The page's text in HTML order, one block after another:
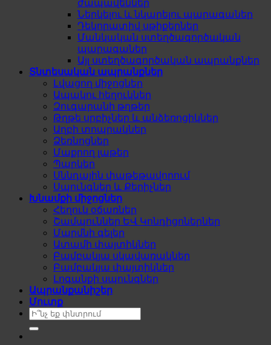
ժապավեններ
Ներկելու և նկարելու պարագաներ
Դեկորատիվ սթիքերներ
Մանկական ստեղծագործական
պարագաներ
Այլ ստեղծագործական ապրանքներ
Տնտեսական ապրանքներ
Լվացող միջոցներ
Ապակու հեղուկներ
Զուգարանի թղթեր
Թղթե սրբիչներ և անձեռոցիկներ
Աղբի տոպրակներ
Ձեռնոցներ
Մաքրող լաթեր
Պարկեր
Սննդային փաթեթավորում
Սպունգներ և Քերիչներ
Խնամքի միջոցներ
Հեղուկ օճառներ
Շամպուններ ԵՎ Կոնդիցոներներ
Մարմնի գելեր
Ատամի փայտիկներ
Բամբակյա սկավառակներ
Բամբակյա փայտիկներ
Լոգանքի սպունգներ
Ապրանքանիշեր
Մուտք
Search
for: